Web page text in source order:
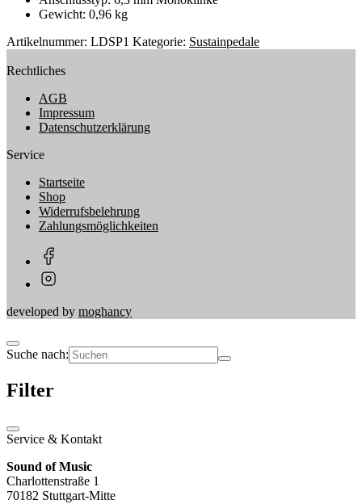
Gewicht: 0,96 kg
Artikelnummer: LDSP1 Kategorie: Sustainpedale
Rechtliches
AGB
Impressum
Datenschutzerklärung
Service
Startseite
Shop
Widerrufsbelehrung
Zahlungsmöglichkeiten
developed by moghancy
Suche nach:
Filter
Service & Kontakt
Sound of Music
Charlottenstraße 1
70182 Stuttgart-Mitte